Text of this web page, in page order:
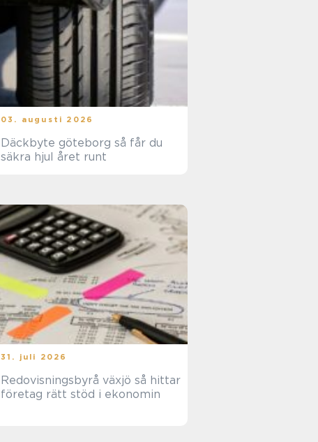
03. augusti 2026
Däckbyte göteborg så får du
säkra hjul året runt
31. juli 2026
Redovisningsbyrå växjö så hittar
företag rätt stöd i ekonomin